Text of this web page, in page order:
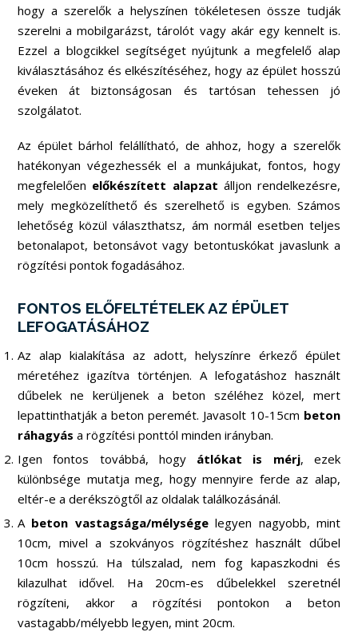
hogy a szerelők a helyszínen tökéletesen össze tudják
szerelni a mobilgarázst, tárolót vagy akár egy kennelt is.
Ezzel a blogcikkel segítséget nyújtunk a megfelelő alap
kiválasztásához és elkészítéséhez, hogy az épület hosszú
éveken át biztonságosan és tartósan tehessen jó
szolgálatot.
Az épület bárhol felállítható, de ahhoz, hogy a szerelők
hatékonyan végezhessék el a munkájukat, fontos, hogy
megfelelően előkészített alapzat álljon rendelkezésre,
mely megközelíthető és szerelhető is egyben. Számos
lehetőség közül választhatsz, ám normál esetben teljes
betonalapot, betonsávot vagy betontuskókat javaslunk a
rögzítési pontok fogadásához.
FONTOS ELŐFELTÉTELEK AZ ÉPÜLET
LEFOGATÁSÁHOZ
Az alap kialakítása az adott, helyszínre érkező épület
méretéhez igazítva történjen. A lefogatáshoz használt
dűbelek ne kerüljenek a beton széléhez közel, mert
lepattinthatják a beton peremét. Javasolt 10-15cm beton
ráhagyás a rögzítési ponttól minden irányban.
Igen fontos továbbá, hogy átlókat is mérj, ezek
különbsége mutatja meg, hogy mennyire ferde az alap,
eltér-e a derékszögtől az oldalak találkozásánál.
A beton vastagsága/mélységelegyen nagyobb, mint
10cm, mivel a szokványos rögzítéshez használt dűbel
10cm hosszú. Ha túlszalad, nem fog kapaszkodni és
kilazulhat idővel. Ha 20cm-es dűbelekkel szeretnél
rögzíteni, akkor a rögzítési pontokon a beton
vastagabb/mélyebb legyen, mint 20cm.